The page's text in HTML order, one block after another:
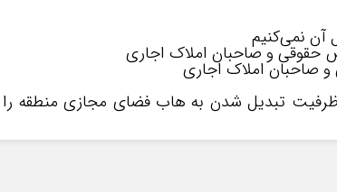
آن نمی‌کنیم
حقوقی و صاحبان املاک اجاری
و صاحبان املاک اجاری
ظرفیت تبدیل شدن به هاب فضای مجازی منطقه را